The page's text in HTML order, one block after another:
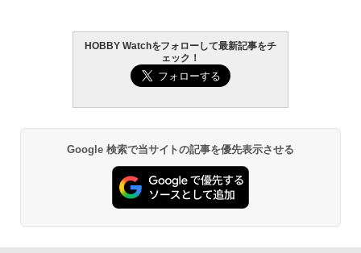
東京マルイ(TOKYO MARUI) No.21 H&K
USP HG 18歳以上エアーHOPハンドガン
東京マルイ (TOKYO MARUI) ガスブロー
バックマシンガン No.14 20式 5.56mm
小銃 18歳以上 ガスブローバック
￥190,000
タミヤ クラフトツールシリーズ No.123
先細薄刃ニッパー (ゲートカット用) プラ
モデル用工具 74123
￥2,691
GSIクレオス Mr.トップコート 水性プレ
ミアムトップコートスプレー 光沢 88ml
ホビー用仕上材 B601
HOBBY Watchをフォローして最新記事をチ
ェック！
Google 検索で当サイトの記事を優先表示させる